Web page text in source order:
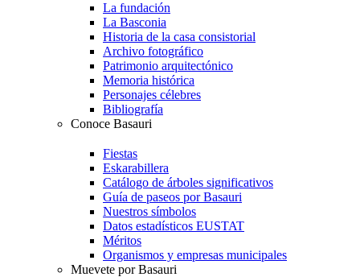
La fundación
La Basconia
Historia de la casa consistorial
Archivo fotográfico
Patrimonio arquitectónico
Memoria histórica
Personajes célebres
Bibliografía
Conoce Basauri
Fiestas
Eskarabillera
Catálogo de árboles significativos
Guía de paseos por Basauri
Nuestros símbolos
Datos estadísticos EUSTAT
Méritos
Organismos y empresas municipales
Muevete por Basauri